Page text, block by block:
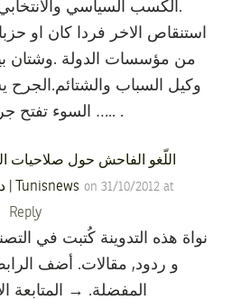
.الكسب السياسي
استنقاص الاخر فردا كان او
من مؤسسات الدولة .وشتان
وكيل السباب
السوء تفتح جروحا لاتداوى ….. .
اللّغو الفاحش حول صلاحيات
دعارة سياسية | Tunisnews on 31/10/2012 at
Reply
و ردود, مقالات. أضف
المفضلة. → المتابعة